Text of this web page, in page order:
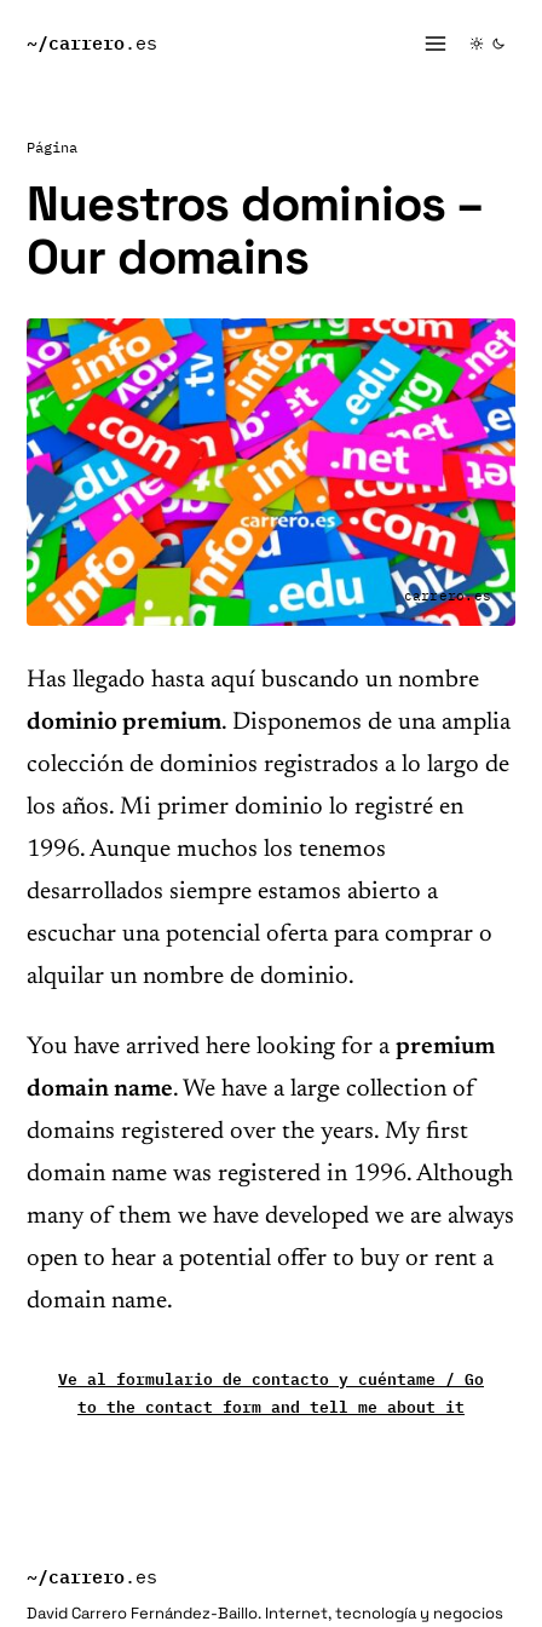
~/carrero.es
Página
Nuestros dominios –
Our domains
carrero.es
Has llegado hasta aquí buscando un nombre
dominio premium. Disponemos de una amplia
colección de dominios registrados a lo largo de
los años. Mi primer dominio lo registré en
1996. Aunque muchos los tenemos
desarrollados siempre estamos abierto a
escuchar una potencial oferta para comprar o
alquilar un nombre de dominio.
You have arrived here looking for a premium
domain name. We have a large collection of
domains registered over the years. My first
domain name was registered in 1996. Although
many of them we have developed we are always
open to hear a potential offer to buy or rent a
domain name.
Ve al formulario de contacto y cuéntame / Go
to the contact form and tell me about it
~/carrero.es
David Carrero Fernández-Baillo. Internet, tecnología y negocios